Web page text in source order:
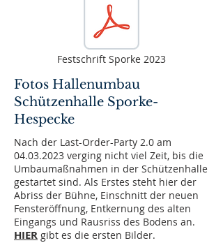
Festschrift Sporke 2023
Fotos Hallenumbau
Schützenhalle Sporke-
Hespecke
Nach der Last-Order-Party 2.0 am
04.03.2023 verging nicht viel Zeit, bis die
Umbaumaßnahmen in der Schützenhalle
gestartet sind. Als Erstes steht hier der
Abriss der Bühne, Einschnitt der neuen
Fensteröffnung, Entkernung des alten
Eingangs und Rausriss des Bodens an.
HIER gibt es die ersten Bilder.